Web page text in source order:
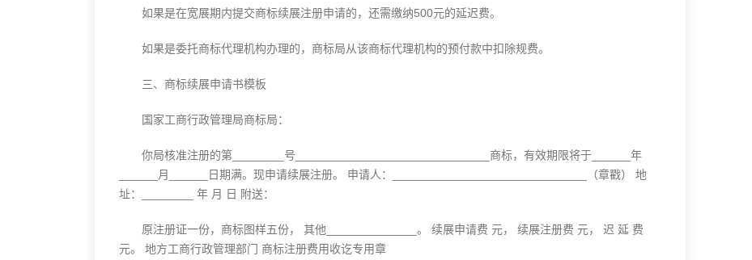
如果是在宽展期内提交商标续展注册申请的，还需缴纳500元的延迟费。
如果是委托商标代理机构办理的，商标局从该商标代理机构的预付款中扣除规费。
三、商标续展申请书模板
国家工商行政管理局商标局：
你局核准注册的第________号______________________________商标，有效期限将于______年
______月______日期满。现申请续展注册。 申请人：______________________________（章戳） 地
址：________ 年 月 日 附送：
原注册证一份，商标图样五份， 其他______________。 续展申请费 元， 续展注册费 元， 迟 延 费
元。 地方工商行政管理部门 商标注册费用收讫专用章